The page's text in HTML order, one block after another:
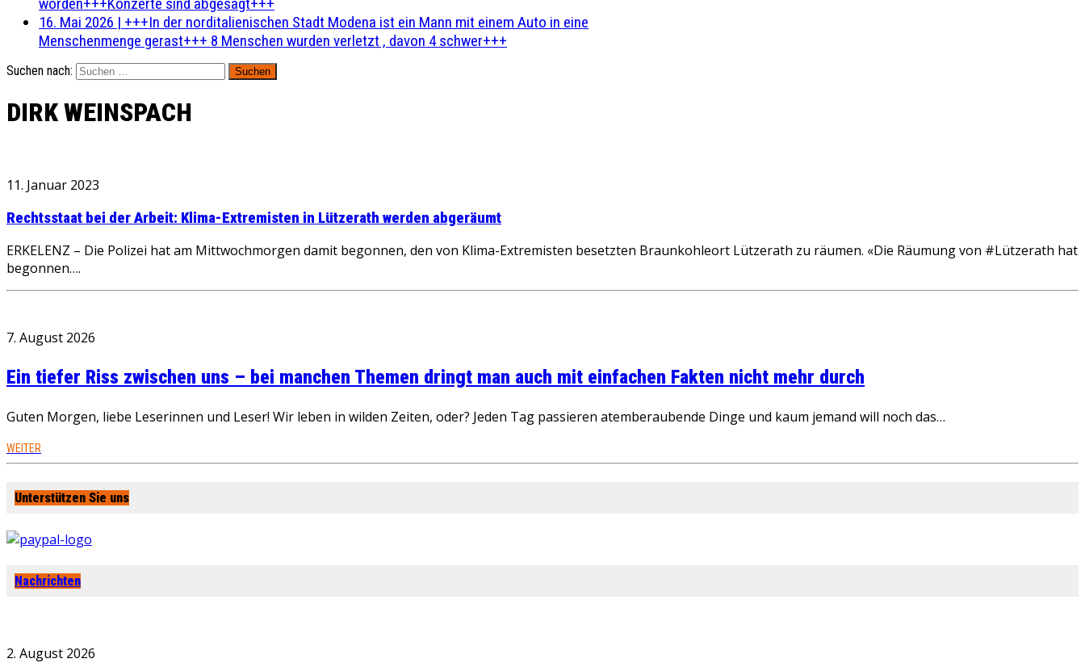
16. Mai 2026 | +++In der norditalienischen Stadt Modena ist ein Mann mit einem Auto in eine
Menschenmenge gerast+++ 8 Menschen wurden verletzt , davon 4 schwer+++
Suchen nach:
DIRK WEINSPACH
11. Januar 2023
Rechtsstaat bei der Arbeit: Klima-Extremisten in Lützerath werden abgeräumt
ERKELENZ – Die Polizei hat am Mittwochmorgen damit begonnen, den von Klima-Extremisten besetzten Braunkohleort Lützerath zu räumen. «Die Räumung von #Lützerath hat
begonnen….
7. August 2026
Ein tiefer Riss zwischen uns – bei manchen Themen dringt man auch mit einfachen Fakten nicht mehr durch
Guten Morgen, liebe Leserinnen und Leser! Wir leben in wilden Zeiten, oder? Jeden Tag passieren atemberaubende Dinge und kaum jemand will noch das…
WEITER
Unterstützen Sie uns
Nachrichten
2. August 2026